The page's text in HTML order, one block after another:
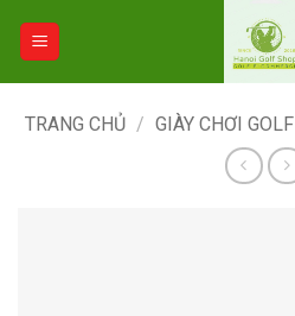
TRANG CHỦ / GIÀY CHƠI GOLF